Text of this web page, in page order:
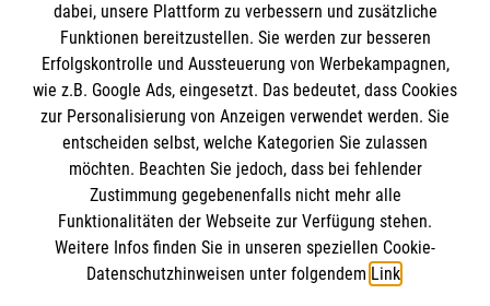
Datenschutz
Barrierefreiheit
Kontakt
Die Malteser
Malteser in Deutschland
Malteserorden
Sharepoint
MPG Ansprechpartner
Den Beauftragten für Medizinproduktesicherheit
im Malteser Rettungsdienst und den
Einsatzdiensten der Malteser können Sie
kontaktieren.
Spendenkonto
dabei, unsere Plattform zu verbessern und zusätzliche
Funktionen bereitzustellen. Sie werden zur besseren
Erfolgskontrolle und Aussteuerung von Werbekampagnen,
wie z.B. Google Ads, eingesetzt. Das bedeutet, dass Cookies
zur Personalisierung von Anzeigen verwendet werden. Sie
entscheiden selbst, welche Kategorien Sie zulassen
möchten. Beachten Sie jedoch, dass bei fehlender
Zustimmung gegebenenfalls nicht mehr alle
Funktionalitäten der Webseite zur Verfügung stehen.
Weitere Infos finden Sie in unseren speziellen Cookie-
Datenschutzhinweisen unter folgendem Link.